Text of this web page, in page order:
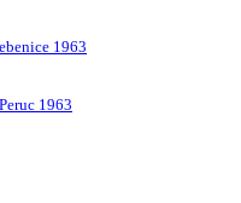
1963
1963